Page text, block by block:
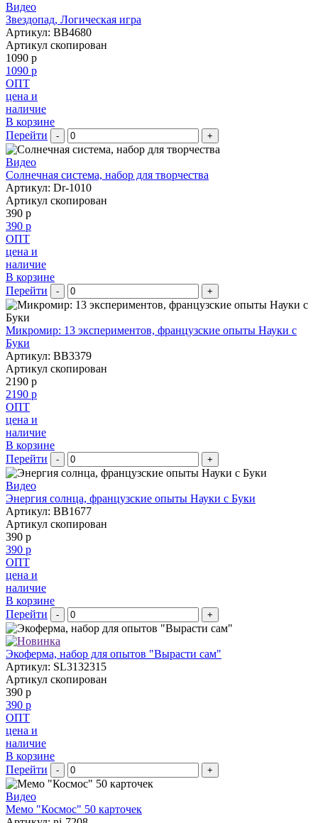
Видео
Звездопад, Логическая игра
Артикул: BB4680
Артикул скопирован
1090 р
1090 р
ОПТ
цена и
наличие
В корзине
Перейти
- +
Видео
Солнечная система, набор для творчества
Артикул: Dr-1010
Артикул скопирован
390 р
390 р
ОПТ
цена и
наличие
В корзине
Перейти
- +
Микромир: 13 экспериментов, французские опыты Науки с
Буки
Артикул: BB3379
Артикул скопирован
2190 р
2190 р
ОПТ
цена и
наличие
В корзине
Перейти
- +
Видео
Энергия солнца, французские опыты Науки с Буки
Артикул: BB1677
Артикул скопирован
390 р
390 р
ОПТ
цена и
наличие
В корзине
Перейти
- +
Экоферма, набор для опытов "Вырасти сам"
Артикул: SL3132315
Артикул скопирован
390 р
390 р
ОПТ
цена и
наличие
В корзине
Перейти
- +
Видео
Мемо "Космос" 50 карточек